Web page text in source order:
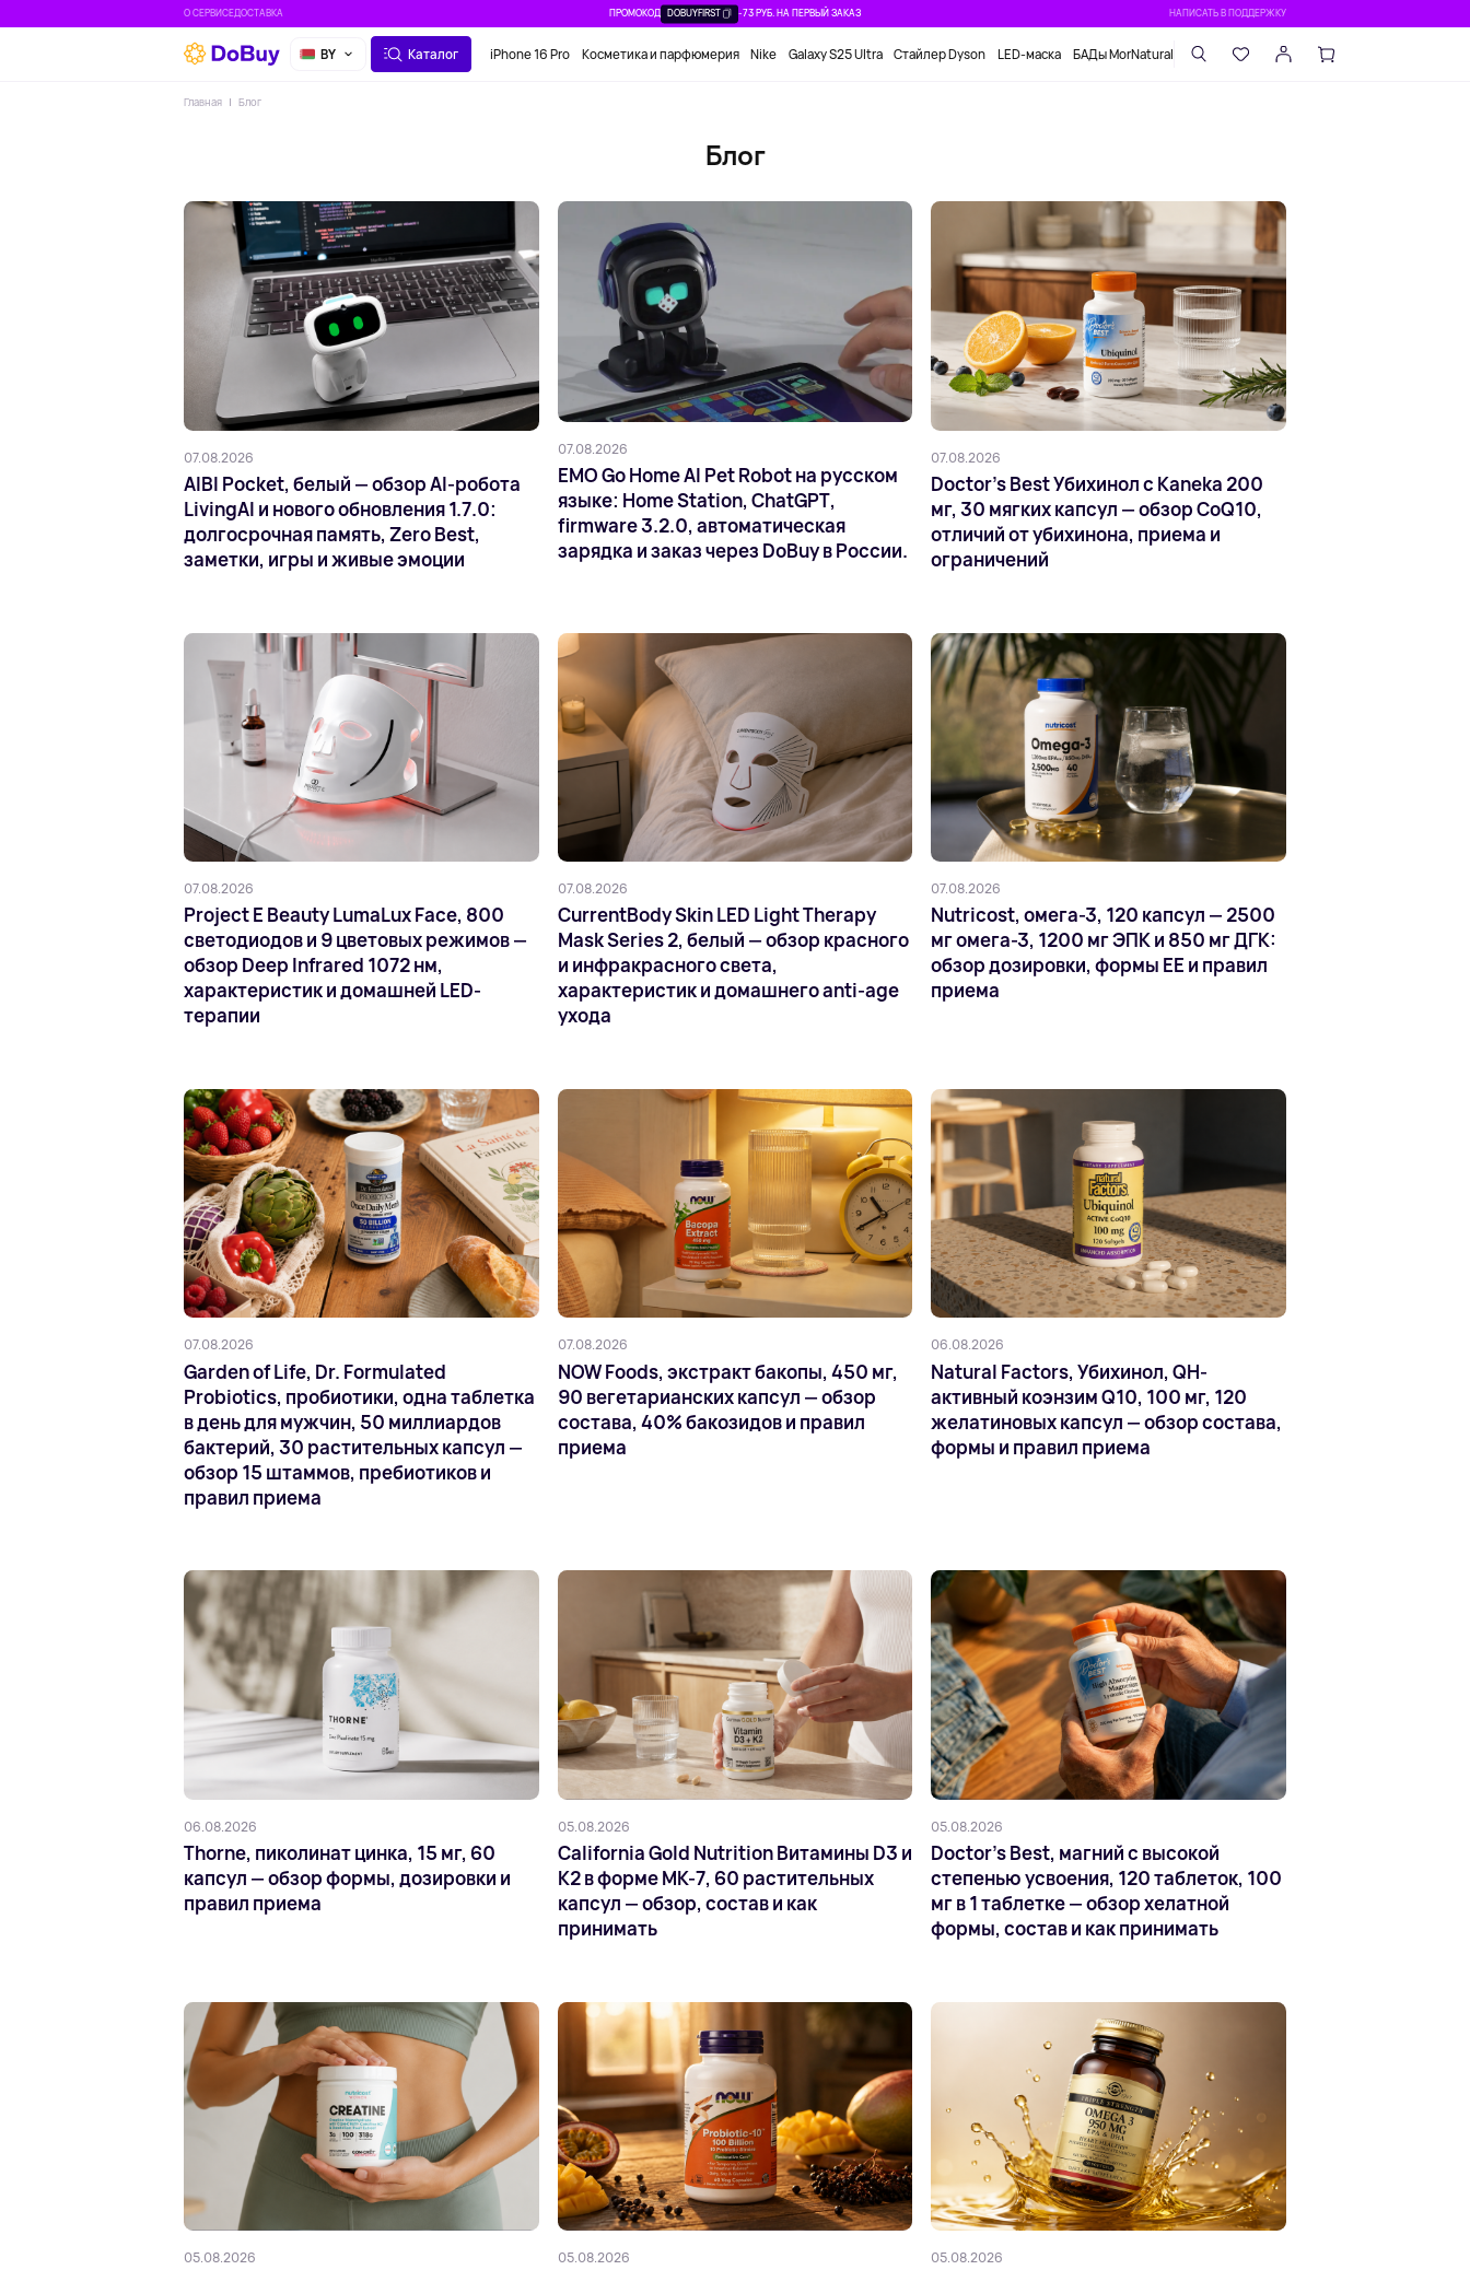
О СЕРВИСЕДОСТАВКА ПРОМОКОД DOBUYFIRST -73 РУБ. НА ПЕРВЫЙ ЗАКАЗ НАПИСАТЬ В ПОДДЕРЖКУ
BY Каталог iPhone 16 Pro Косметика и парфюмерия Nike Galaxy S25 Ultra Стайлер Dyson LED-маска БАДы MorNatural
Главная Блог
Блог
07.08.2026
AIBI Pocket, белый — обзор AI-робота
LivingAI и нового обновления 1.7.0:
долгосрочная память, Zero Best,
заметки, игры и живые эмоции
07.08.2026
EMO Go Home AI Pet Robot на русском
языке: Home Station, ChatGPT,
firmware 3.2.0, автоматическая
зарядка и заказ через DoBuy в России.
07.08.2026
Doctor's Best Убихинол с Kaneka 200
мг, 30 мягких капсул — обзор CoQ10,
отличий от убихинона, приема и
ограничений
07.08.2026
Project E Beauty LumaLux Face, 800
светодиодов и 9 цветовых режимов —
обзор Deep Infrared 1072 нм,
характеристик и домашней LED-
терапии
07.08.2026
CurrentBody Skin LED Light Therapy
Mask Series 2, белый — обзор красного
и инфракрасного света,
характеристик и домашнего anti-age
ухода
07.08.2026
Nutricost, омега-3, 120 капсул — 2500
мг омега-3, 1200 мг ЭПК и 850 мг ДГК:
обзор дозировки, формы EE и правил
приема
07.08.2026
Garden of Life, Dr. Formulated
Probiotics, пробиотики, одна таблетка
в день для мужчин, 50 миллиардов
бактерий, 30 растительных капсул —
обзор 15 штаммов, пребиотиков и
правил приема
07.08.2026
NOW Foods, экстракт бакопы, 450 мг,
90 вегетарианских капсул — обзор
состава, 40% бакозидов и правил
приема
06.08.2026
Natural Factors, Убихинол, QH-
активный коэнзим Q10, 100 мг, 120
желатиновых капсул — обзор состава,
формы и правил приема
06.08.2026
Thorne, пиколинат цинка, 15 мг, 60
капсул — обзор формы, дозировки и
правил приема
05.08.2026
California Gold Nutrition Витамины D3 и
K2 в форме MK-7, 60 растительных
капсул — обзор, состав и как
принимать
05.08.2026
Doctor's Best, магний с высокой
степенью усвоения, 120 таблеток, 100
мг в 1 таблетке — обзор хелатной
формы, состав и как принимать
05.08.2026 05.08.2026 05.08.2026